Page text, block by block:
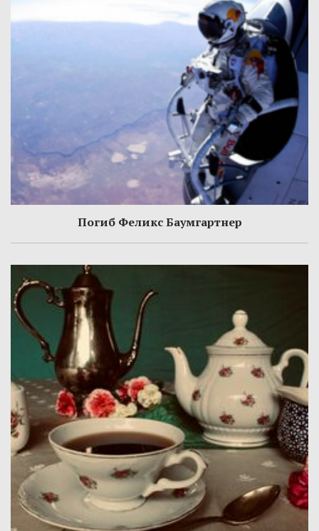
Погиб Феликс Баумгартнер